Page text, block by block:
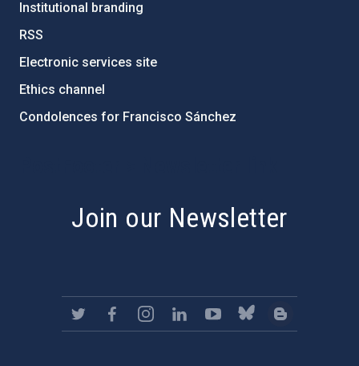
Institutional branding
RSS
Electronic services site
Ethics channel
Condolences for Francisco Sánchez
Join our Newsletter